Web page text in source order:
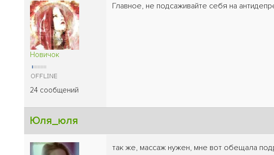
Новичок
24 сообщений
Главное, не подсаживайте себя на
Юля_юля
так же, массаж нужен, мне вот обещала